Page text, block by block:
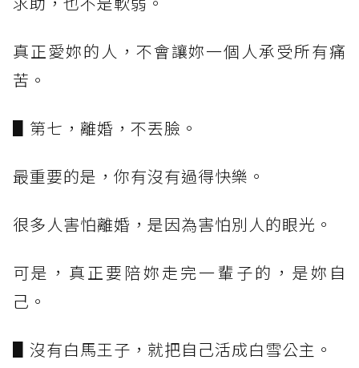
真正愛妳的人，不會讓妳一個人承受所有痛
苦。
▋第七，離婚，不丟臉。
最重要的是，你有沒有過得快樂。
很多人害怕離婚，是因為害怕別人的眼光。
可是，真正要陪妳走完一輩子的，是妳自
己。
▋沒有白馬王子，就把自己活成白雪公主。